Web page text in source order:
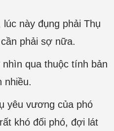
này đụng phải Thụ
phải sợ nữa.
qua thuộc tính bản
nhiều.
yêu vương của phó
khó đối phó, đợi lát